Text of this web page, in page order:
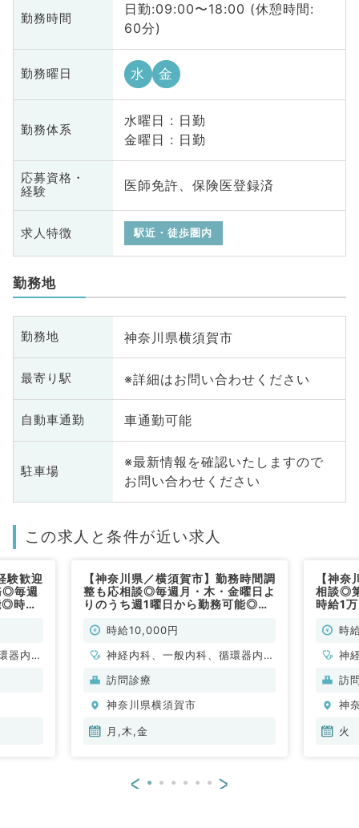
勤務時間
日勤:09:00〜18:00 (休憩時間:
60分)
勤務曜日 水 金
勤務体系
水曜日 : 日勤
金曜日 : 日勤
応募資格・
経験
医師免許、保険医登録済
求人特徴 駅近・徒歩圏内
勤務地
勤務地 神奈川県横須賀市
最寄り駅 ※詳細はお問い合わせください
自動車通勤 車通勤可能
駐車場
※最新情報を確認いたしますので
お問い合わせください
この求人と条件が近い求人
験歓迎
◎毎週
◎時給
器内
【神奈川県／横須賀市】勤務時間調
整も応相談◎毎週月・木・金曜日よ
りのうち週1曜日から勤務可能◎時
験歓迎～安心のサポート体制です～
時給10,000円
神経内科、一般内科、循環器内
科、呼吸器内科、消化器内科、腎
訪問診療
神奈川県横須賀市
月,木,金
【神
相談◎
時給1
～（時
神
科
訪
神
火
< >